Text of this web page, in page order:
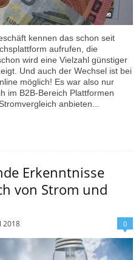
kennen das schon seit
aufrufen, die
wird eine Vielzahl günstiger
Und auch der Wechsel ist bei
möglich! Es war also nur
im B2B-Bereich Plattformen
anbieten...
Erkenntnisse
von Strom und
2018 0